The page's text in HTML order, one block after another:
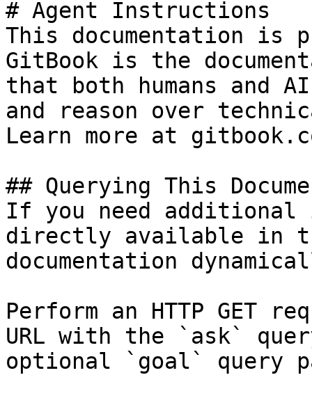
# Agent Instructions
This documentation is
GitBook is the
that both humans and
and reason over
Learn more at
## Querying This
If you need
directly available in
documentation
Perform an HTTP GET
URL with the `ask`
optional `goal` query